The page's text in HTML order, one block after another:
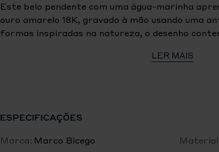
Este belo pendente com uma água-marinha
ouro amarelo 18K, gravado à mão usando uma
formas inspiradas na natureza, o desenho
da planta dos Balcãs que lhe dá o nome. A
LER MAIS
ESPECIFICAÇÕES
Marca: Marco Bicego